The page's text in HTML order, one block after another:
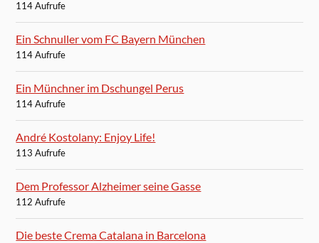
114 Aufrufe
Ein Schnuller vom FC Bayern München
114 Aufrufe
Ein Münchner im Dschungel Perus
114 Aufrufe
André Kostolany: Enjoy Life!
113 Aufrufe
Dem Professor Alzheimer seine Gasse
112 Aufrufe
Die beste Crema Catalana in Barcelona